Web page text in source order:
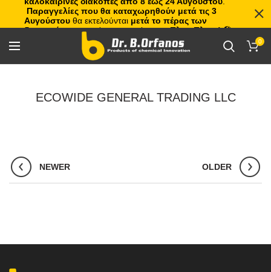
0
ECOWIDE GENERAL TRADING LLC
NEWER OLDER
Παραγγελίες που θα καταχωρηθούν μετά τις 3
Αυγούστου θα εκτελούνται μετά το πέρας των
διακοπών, με σειρά προτεραιότητας.Πλιτς Πλατς!🏖️🌊